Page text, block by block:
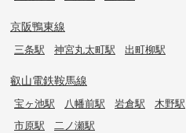
京阪鴨東線
三条駅 神宮丸太町駅 出町柳駅
叡山電鉄鞍馬線
宝ヶ池駅 八幡前駅 岩倉駅 木野駅
市原駅
二ノ瀬駅